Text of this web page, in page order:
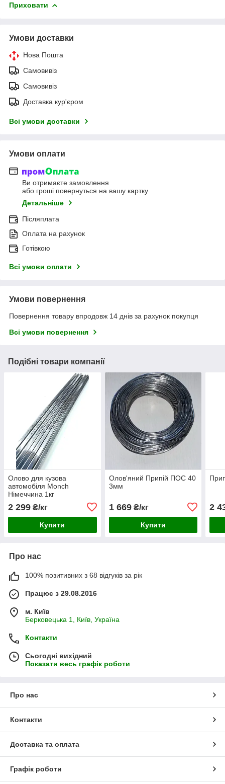
Приховати
Умови доставки
Нова Пошта
Самовивіз
Самовивіз
Доставка кур'єром
Всі умови доставки
Умови оплати
Ви отримаєте замовлення
або гроші повернуться на вашу картку
Детальніше
Післяплата
Оплата на рахунок
Готівкою
Всі умови оплати
Умови повернення
Повернення товару впродовж 14 днів за рахунок покупця
Всі умови повернення
Подібні товари компанії
Олово для кузова
автомобіля Monch
Німеччина 1кг
2 299 ₴/кг
Купити
Олов'яний Припій ПОС 40
3мм
1 669₴/кг
Купити
2
Про нас
100% позитивних з 68 відгуків за рік
Працює з 29.08.2016
м. Київ
Берковецька 1, Київ, Україна
Контакти
Сьогодні вихідний
Показати весь графік роботи
Про нас
Контакти
Доставка та оплата
Графік роботи